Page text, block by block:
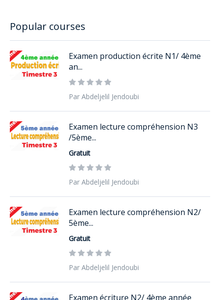
Popular courses
Examen production écrite N1/ 4ème
an...
Par Abdeljelil Jendoubi
Examen lecture compréhension N3
/5ème...
Gratuit
Par Abdeljelil Jendoubi
Examen lecture compréhension N2/
5ème...
Gratuit
Par Abdeljelil Jendoubi
Examen écriture N2/ 4ème année